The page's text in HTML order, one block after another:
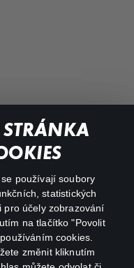
používají soubory
statistických
pro účely zobrazování
na tlačítko "Povolit
cookies.
změnit kliknutím